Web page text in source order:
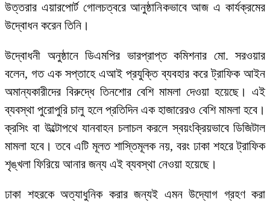
উত্তরার এয়ারপোর্ট গোলচত্বরে আনুষ্ঠানিকভাবে আজ এ কার্যক্রমের
উদ্বোধন করেন তিনি।
উদ্বোধনী অনুষ্ঠানে ডিএমপির ভারপ্রাপ্ত কমিশনার মো. সরওয়ার
বলেন, গত এক সপ্তাহে এআই প্রযুক্তি ব্যবহার করে ট্রাফিক আইন
অমান্যকারীদের বিরুদ্ধে তিনশোর বেশি মামলা দেওয়া হয়েছে। এই
ব্যবস্থা পুরোপুরি চালু হলে প্রতিদিন এক হাজারেরও বেশি মামলা হবে।
ক্রসিং বা উল্টোপথে যানবাহন চলাচল করলে স্বয়ংক্রিয়ভাবে ডিজিটাল
মামলা হবে। তবে এটি মূলত শাস্তিমূলক নয়, বরং ঢাকা শহরে ট্রাফিক
শৃঙ্খলা ফিরিয়ে আনার জন্য এই ব্যবস্থা নেওয়া হয়েছে।
ঢাকা শহরকে অত্যাধুনিক করার জন্যই এমন উদ্যোগ গ্রহণ করা